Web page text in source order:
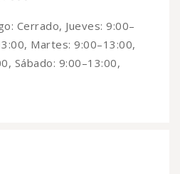
Cerrado, Jueves: 9:00–
Martes: 9:00–13:00,
Sábado: 9:00–13:00,